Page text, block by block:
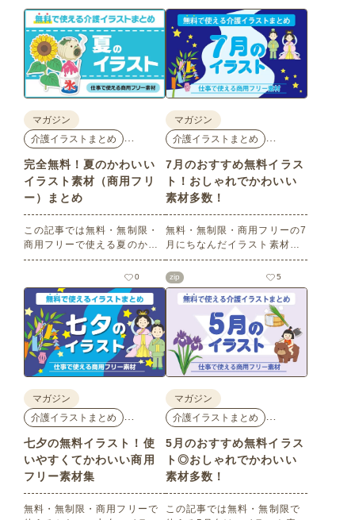
マガジン
介護イラストまとめ
完全無料！夏のかわいい
イラスト素材（商用フリ
ー）まとめ
この記事では無料・無制限・
商用フリーで使える夏のかわ
いいイラスト素材を多数ご紹
介いたします。夏の花である
ひまわりや朝顔、夏祭り、花
火、七夕など夏ならではのか
わいいイラストをご用意！ポ
スターやパンフレットなどで
使いやすいテイストなので、
ぜひご活用ください。
0
マガジン
介護イラストまとめ
7月のおすすめ無料イラス
ト！おしゃれでかわいい
素材多数！
無料・無制限・商用フリーの7
月にちなんだイラスト素材を
多数ご紹介します。どれも印
刷に適した解像度で、点数制
限なしで自由に使える素材ば
かり♪どなたでもご利用いただ
けます！ぜひご活用くださ
い。
zip 5
マガジン
介護イラストまとめ
七夕の無料イラスト！使
いやすくてかわいい商用
フリー素材集
無料・無制限・商用フリーで
マガジン
介護イラストまとめ
5月のおすすめ無料イラス
ト◎おしゃれでかわいい
素材多数！
この記事では無料・無制限で